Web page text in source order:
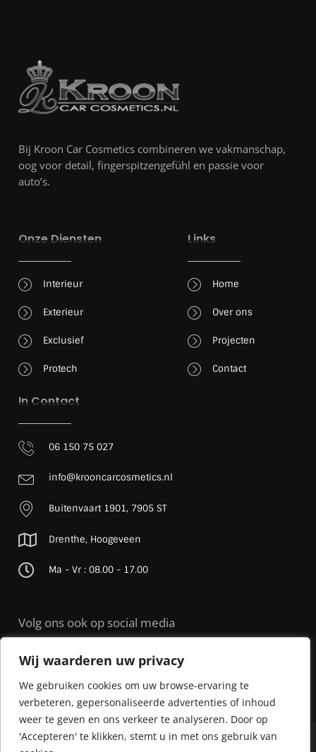
Wij waarderen uw privacy
We gebruiken cookies om uw browse-ervaring te
verbeteren, gepersonaliseerde advertenties of inhoud
weer te geven en ons verkeer te analyseren. Door op
'Accepteren' te klikken, stemt u in met ons gebruik van
Bij Kroon Car Cosmetics combineren we vakmanschap,
oog voor detail, fingerspitzengefühl en passie voor
auto’s.
Onze Diensten
Interieur
Exterieur
Exclusief
Protech
Links
Home
Over ons
Projecten
Contact
In Contact
06 150 75 027
info@krooncarcosmetics.nl
Buitenvaart 1901, 7905 ST
Drenthe, Hoogeveen
Ma - Vr : 08.00 - 17.00
Volg ons ook op social media
© 2026 Kroon Car Cosmetics |